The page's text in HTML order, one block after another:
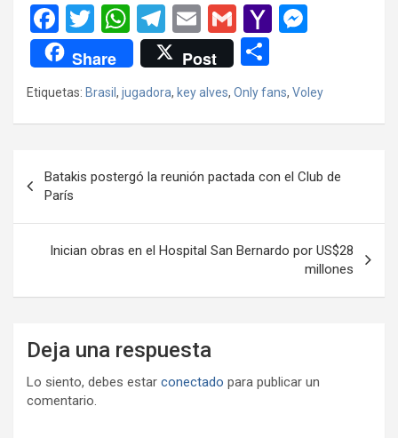
F
a
ce
b
o
k
T
wi
tt
er
W
h
at
s
A
p
T
el
e
gr
a
E
m
ail
G
m
ail
Y
o
o
ail
n
g
Share Post
m
ar
Etiquetas: Brasil , jugadora, key alves, Only fans, Voley
de
entradas
Batakis postergó la reunión pactada con el Club de
París
Inician obras en el Hospital San Bernardo por US$28
millones
Deja una respuesta
Lo siento, debes estar conectado para publicar un
comentario.